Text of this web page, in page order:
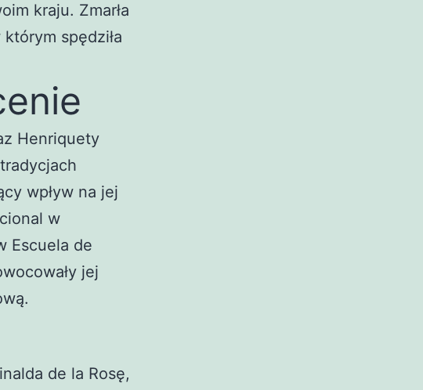
kraju. Zmarła
spędziła
Henriquety
wpływ na jej
w
Escuela de
jej
de la Rosę,